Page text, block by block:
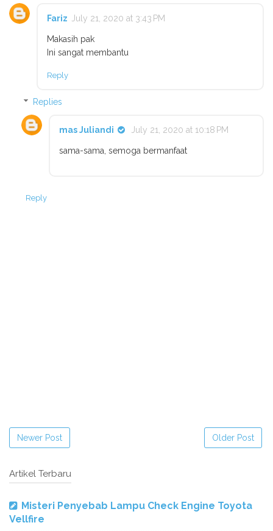
Fariz July 21, 2020 at 3:43 PM
Makasih pak
Ini sangat membantu
Reply
Replies
mas Juliandi July 21, 2020 at 10:18 PM
sama-sama, semoga bermanfaat
Reply
Newer Post Older Post
Artikel Terbaru
Misteri Penyebab Lampu Check Engine Toyota
Vellfire